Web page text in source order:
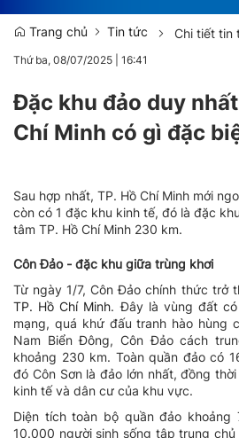
Trang chủ Tin tức Chi tiết tin
Thứ ba, 08/07/2025 16:41
Đặc khu đảo duy
Chí Minh có gì đặc
Sau hợp nhất, TP. Hồ Chí Minh mới
còn có 1 đặc khu kinh tế, đó là đặc
tâm TP. Hồ Chí Minh 230 km.
Côn Đảo - đặc khu giữa trùng khơi
Từ ngày 1/7, Côn Đảo chính thức trở
TP. Hồ Chí Minh. Đây là vùng đất
mạng, quá khứ đấu tranh hào hùng
Nam Biển Đông, Côn Đảo cách
khoảng 230 km. Toàn quần đảo có
đó Côn Sơn là đảo lớn nhất, đồng
kinh tế và dân cư của khu vực.
Diện tích toàn bộ quần đảo khoảng
10.000 người sinh sống tập trung chủ